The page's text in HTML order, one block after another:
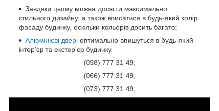
Завдяки цьому можна досягти максимально
стильного дизайну, а також вписатися в будь-який колір
фасаду будинку, оскільки кольорів досить багато;
Алюмінієві двері оптимально впишуться в будь-який
інтер'єр та екстер'єр будинку.
(098) 777 31 49;
(066) 777 31 49;
(073) 777 31 49;